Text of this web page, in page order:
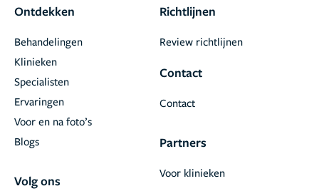
Ontdekken
Behandelingen
Klinieken
Specialisten
Ervaringen
Voor en na foto’s
Blogs
Volg ons
Richtlijnen
Review richtlijnen
Contact
Contact
Partners
Voor klinieken